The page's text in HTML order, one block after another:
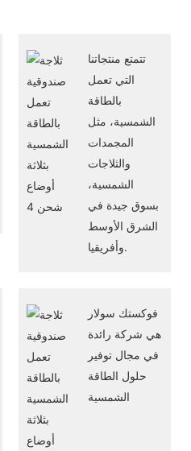
تتمتع منتجاتنا
التي تعمل
بالطاقة
الشمسية، مثل
المجمدات
والثلاجات
الشمسية،
بسوق جيدة في
الشرق الأوسط
وأفريقيا.
فوكستك سولار
هي شركة رائدة
في مجال توفير
حلول الطاقة
الشمسية